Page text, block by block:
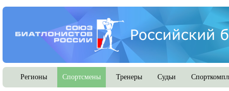
Регионы Спортсмены Тренеры Судьи